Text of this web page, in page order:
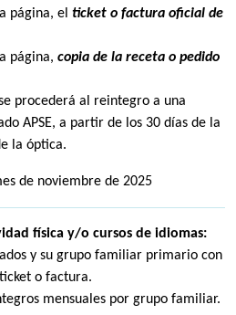
página, el ticket o factura oficial de
página, copia de la receta o pedido
procederá al reintegro a una
APSE, a partir de los 30 días de la
la óptica.
de noviembre de 2025
física y/o cursos de idiomas:
y su grupo familiar primario con
o factura.
mensuales por grupo familiar.